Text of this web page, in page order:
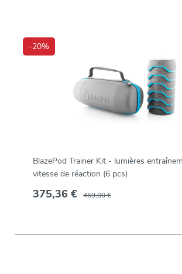
-20%
BlazePod Trainer Kit - lumières
vitesse de réaction (6 pcs)
375,36 € 469,00 €